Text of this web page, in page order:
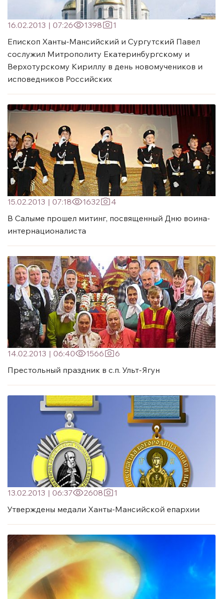
16.02.2013 | 07:26 1398
1
Епископ Ханты-Мансийский и Сургутский Павел
сослужил Митрополиту Екатеринбургскому и
Верхотурскому Кириллу в день новомучеников и
исповедников Российских
15.02.2013 | 07:18 1632
4
В Салыме прошел митинг, посвященный Дню воина-
интернационалиста
14.02.2013 | 06:40 1566
6
Престольный праздник в с.п. Ульт-Ягун
13.02.2013 | 06:37 2608
1
Утверждены медали Ханты-Мансийской епархии